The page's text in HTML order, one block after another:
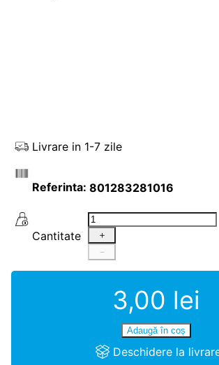
Livrare in 1-7 zile
801283281016
Cantitate
＋
－
3,00 lei
Adaugă în coș
Deschidere la